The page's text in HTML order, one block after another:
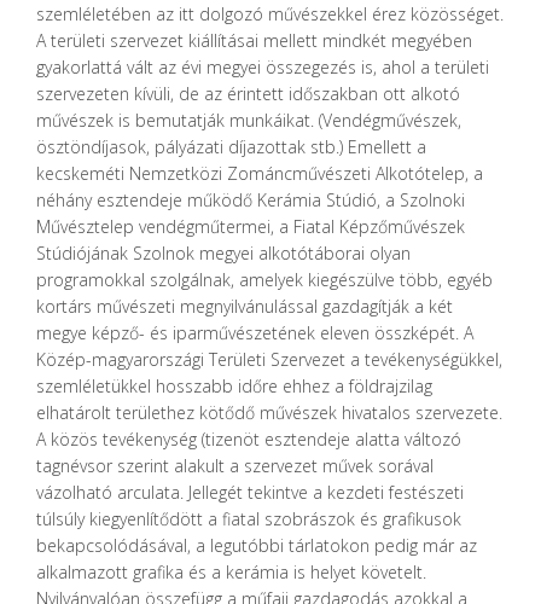
szemléletében az itt dolgozó művészekkel érez közösséget.
A területi szervezet kiállításai mellett mindkét megyében
gyakorlattá vált az évi megyei összegezés is, ahol a területi
szervezeten kívüli, de az érintett időszakban ott alkotó
művészek is bemutatják munkáikat. (Vendégművészek,
ösztöndíjasok, pályázati díjazottak stb.) Emellett a
kecskeméti Nemzetközi Zománcművészeti Alkotótelep, a
néhány esztendeje működő Kerámia Stúdió, a Szolnoki
Művésztelep vendégműtermei, a Fiatal Képzőművészek
Stúdiójának Szolnok megyei alkotótáborai olyan
programokkal szolgálnak, amelyek kiegészülve több, egyéb
kortárs művészeti megnyilvánulással gazdagítják a két
megye képző- és iparművészetének eleven összképét. A
Közép-magyarországi Területi Szervezet a tevékenységükkel,
szemléletükkel hosszabb időre ehhez a földrajzilag
elhatárolt területhez kötődő művészek hivatalos szervezete.
A közös tevékenység (tizenöt esztendeje alatta változó
tagnévsor szerint alakult a szervezet művek sorával
vázolható arculata. Jellegét tekintve a kezdeti festészeti
túlsúly kiegyenlítődött a fiatal szobrászok és grafikusok
bekapcsolódásával, a legutóbbi tárlatokon pedig már az
alkalmazott grafika és a kerámia is helyet követelt.
Nyilvánvalóan összefügg a műfaji gazdagodás azokkal a